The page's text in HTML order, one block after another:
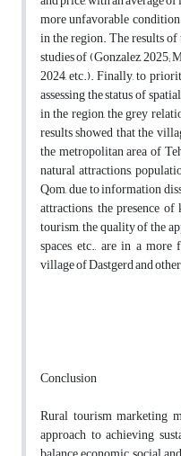
more unfavorable
in the region. The results
studies of (Gonzalez, 2025;
2024, etc.). Finally, to
assessing the status of
in the region, the grey
results showed that the
the metropolitan area of
natural attractions,
Qom, due to information
attractions, the presence
tourism, the quality of the
spaces, etc., are in a
village of Dastgerd and
Conclusion
Rural tourism marketing
approach to achieving